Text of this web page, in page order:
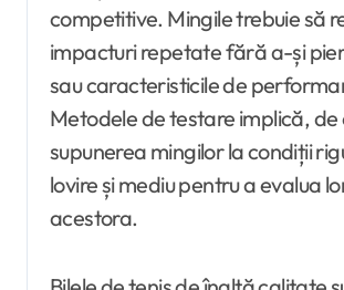
competitive. Mingile trebuie să
impacturi repetate fără a-și
sau caracteristicile de
Metodele de testare implică, de
supunerea mingilor la condiții
lovire și mediu pentru a evalua
acestora.